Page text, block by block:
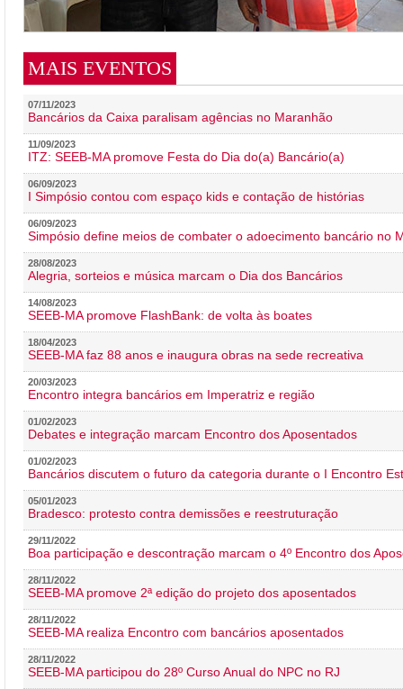
MAIS EVENTOS
07/11/2023
Bancários da Caixa paralisam agências no Maranhão
11/09/2023
ITZ: SEEB-MA promove Festa do Dia do(a) Bancário(a)
06/09/2023
I Simpósio contou com espaço kids e contação de histórias
06/09/2023
Simpósio define meios de combater o adoecimento bancário no
28/08/2023
Alegria, sorteios e música marcam o Dia dos Bancários
14/08/2023
SEEB-MA promove FlashBank: de volta às boates
18/04/2023
SEEB-MA faz 88 anos e inaugura obras na sede recreativa
20/03/2023
Encontro integra bancários em Imperatriz e região
01/02/2023
Debates e integração marcam Encontro dos Aposentados
01/02/2023
Bancários discutem o futuro da categoria durante o I Encontro
05/01/2023
Bradesco: protesto contra demissões e reestruturação
29/11/2022
Boa participação e descontração marcam o 4º Encontro dos
28/11/2022
SEEB-MA promove 2ª edição do projeto dos aposentados
28/11/2022
SEEB-MA realiza Encontro com bancários aposentados
28/11/2022
SEEB-MA participou do 28º Curso Anual do NPC no RJ